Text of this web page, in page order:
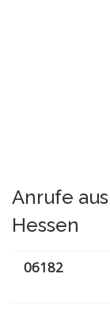
Anrufe
Hessen
06182